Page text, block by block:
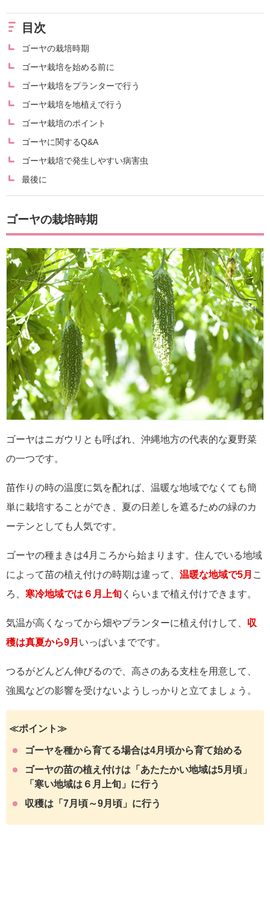
目次
ゴーヤの栽培時期
ゴーヤ栽培を始める前に
ゴーヤ栽培をプランターで行う
ゴーヤ栽培を地植えで行う
ゴーヤ栽培のポイント
ゴーヤに関するQ&A
ゴーヤ栽培で発生しやすい病害虫
最後に
ゴーヤの栽培時期
ゴーヤはニガウリとも呼ばれ、沖縄地方の代表的な夏野菜
の一つです。
苗作りの時の温度に気を配れば、温暖な地域でなくても簡
単に栽培することができ、夏の日差しを遮るための緑のカ
ーテンとしても人気です。
ゴーヤの種まきは4月ころから始まります。住んでいる地域
によって苗の植え付けの時期は違って、 温暖な地域で5月 こ
ろ、 寒冷地域では６月上旬 くらいまで植え付けできます。
気温が高くなってから畑やプランターに植え付けして、 収
穫は真夏から9月 いっぱいまでです。
つるがどんどん伸びるので、高さのある支柱を用意して、
強風などの影響を受けないようしっかりと立てましょう。
≪ポイント≫
ゴーヤを種から育てる場合は4月頃から育て始める
ゴーヤの苗の植え付けは「あたたかい地域は5月頃」
「寒い地域は６月上旬」に行う
収穫は「7月頃～9月頃」に行う